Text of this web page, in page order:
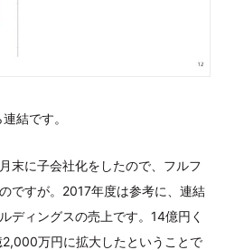
結です。
末に子会社化をしたので、フルフ
ですが。2017年度は参考に、連結
ディングスの売上です。14億円く
万円に拡大したということで